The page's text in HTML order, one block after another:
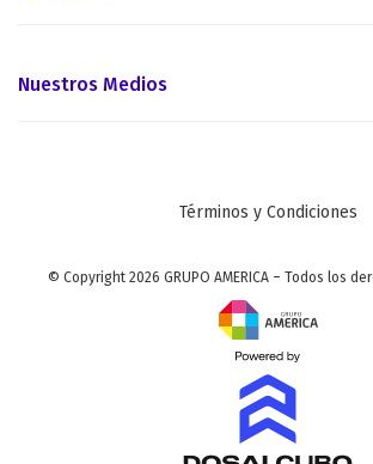
Nuestros Medios
Términos y Condiciones
© Copyright 2026 GRUPO AMERICA – Todos los